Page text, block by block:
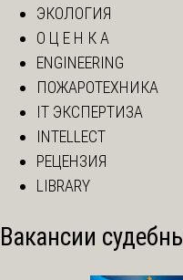
ЭКОЛОГИЯ
О Ц Е Н К А
ENGINEERING
ПОЖАРОТЕХНИКА
IT ЭКСПЕРТИЗА
INTELLECT
РЕЦЕНЗИЯ
LIBRARY
Вакансии